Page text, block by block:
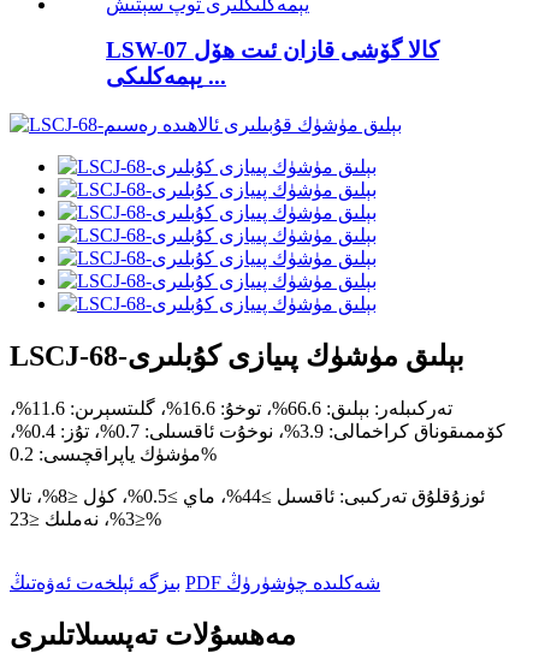
LSW-07 كالا گۆشى قازان ئىت ھۆل
يېمەكلىكى ...
LSCJ-68-بېلىق مۈشۈك پىيازى كۇبلىرى
تەركىبلەر: بېلىق: 66.6%، توخۇ: 16.6%، گلىتسېرىن: 11.6%،
كۆممىقوناق كراخمالى: 3.9%، نوخۇت ئاقسىلى: 0.7%، تۇز: 0.4%،
مۈشۈك ياپراقچىسى: 0.2%
ئوزۇقلۇق تەركىبى: ئاقسىل ≥44%، ماي ≥0.5%، كۈل ≤8%، تالا
≤3%، نەملىك ≤23%
بىزگە ئېلخەت ئەۋەتىڭ PDF شەكلىدە چۈشۈرۈڭ
مەھسۇلات تەپسىلاتلىرى